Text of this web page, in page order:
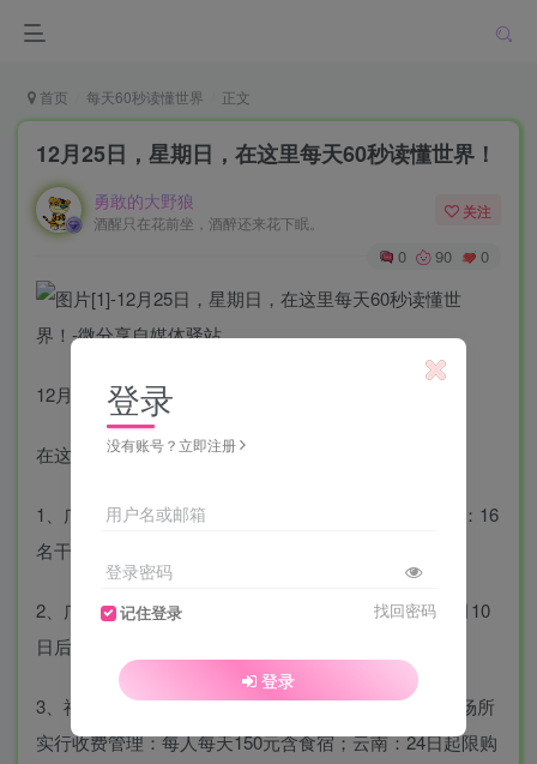
首页 每天60秒读懂世界 正文
12月25日，星期日，在这里每天60秒读懂世界！
勇敢的大野狼
酒醒只在花前坐，酒醉还来花下眠。
关注
0 90 0
12月25日，农历腊月初三，星期日！
在这里，每天60秒读懂世界！
1、广东问责省运会男子足球乙A(U15)组决赛假球事件：16
名干部被处理，省体育局局长被免职；
2、广州殡葬服务中心：出殡业务原则上延至2023年1月10
日后申办；
3、福建南平市武夷山、建瓯、浦城等多地对集中隔离场所
实行收费管理：每人每天150元含食宿；云南：24日起限购
登录
没有账号？立即注册
用户名或邮箱
登录密码
记住登录 找回密码
登录